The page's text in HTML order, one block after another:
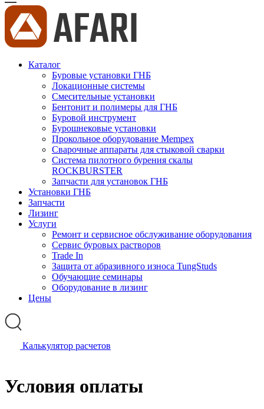
Каталог
Буровые установки ГНБ
Локационные системы
Смесительные установки
Бентонит и полимеры для ГНБ
Буровой инструмент
Бурошнековые установки
Прокольное оборудование Mempex
Сварочные аппараты для стыковой сварки
Система пилотного бурения скалы
ROCKBURSTER
Запчасти для установок ГНБ
Установки ГНБ
Запчасти
Лизинг
Услуги
Ремонт и сервисное обслуживание оборудования
Сервис буровых растворов
Trade In
Защита от абразивного износа TungStuds
Обучающие семинары
Оборудование в лизинг
Цены
Калькулятор расчетов
Условия оплаты